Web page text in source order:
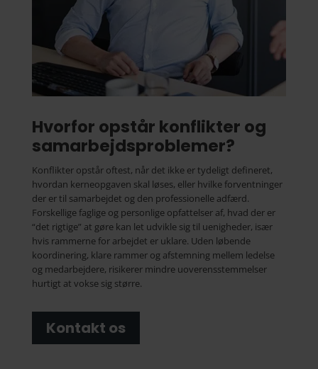
Hvorfor opstår konflikter og
samarbejdsproblemer?
Konflikter opstår oftest, når det ikke er tydeligt defineret,
hvordan kerneopgaven skal løses, eller hvilke forventninger
der er til samarbejdet og den professionelle adfærd.
Forskellige faglige og personlige opfattelser af, hvad der er
“det rigtige” at gøre kan let udvikle sig til uenigheder, især
hvis rammerne for arbejdet er uklare. Uden løbende
koordinering, klare rammer og afstemning mellem ledelse
og medarbejdere, risikerer mindre uoverensstemmelser
hurtigt at vokse sig større.
Kontakt os